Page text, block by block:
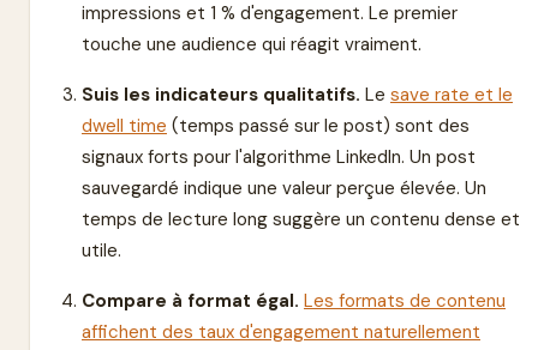
impressions et 1 % d'engagement. Le premier
touche une audience qui réagit vraiment.
Suis les indicateurs qualitatifs. Le save rate et le
dwell time (temps passé sur le post) sont des
signaux forts pour l'algorithme LinkedIn. Un post
sauvegardé indique une valeur perçue élevée. Un
temps de lecture long suggère un contenu dense et
utile.
Compare à format égal. Les formats de contenu
affichent des taux d'engagement naturellement